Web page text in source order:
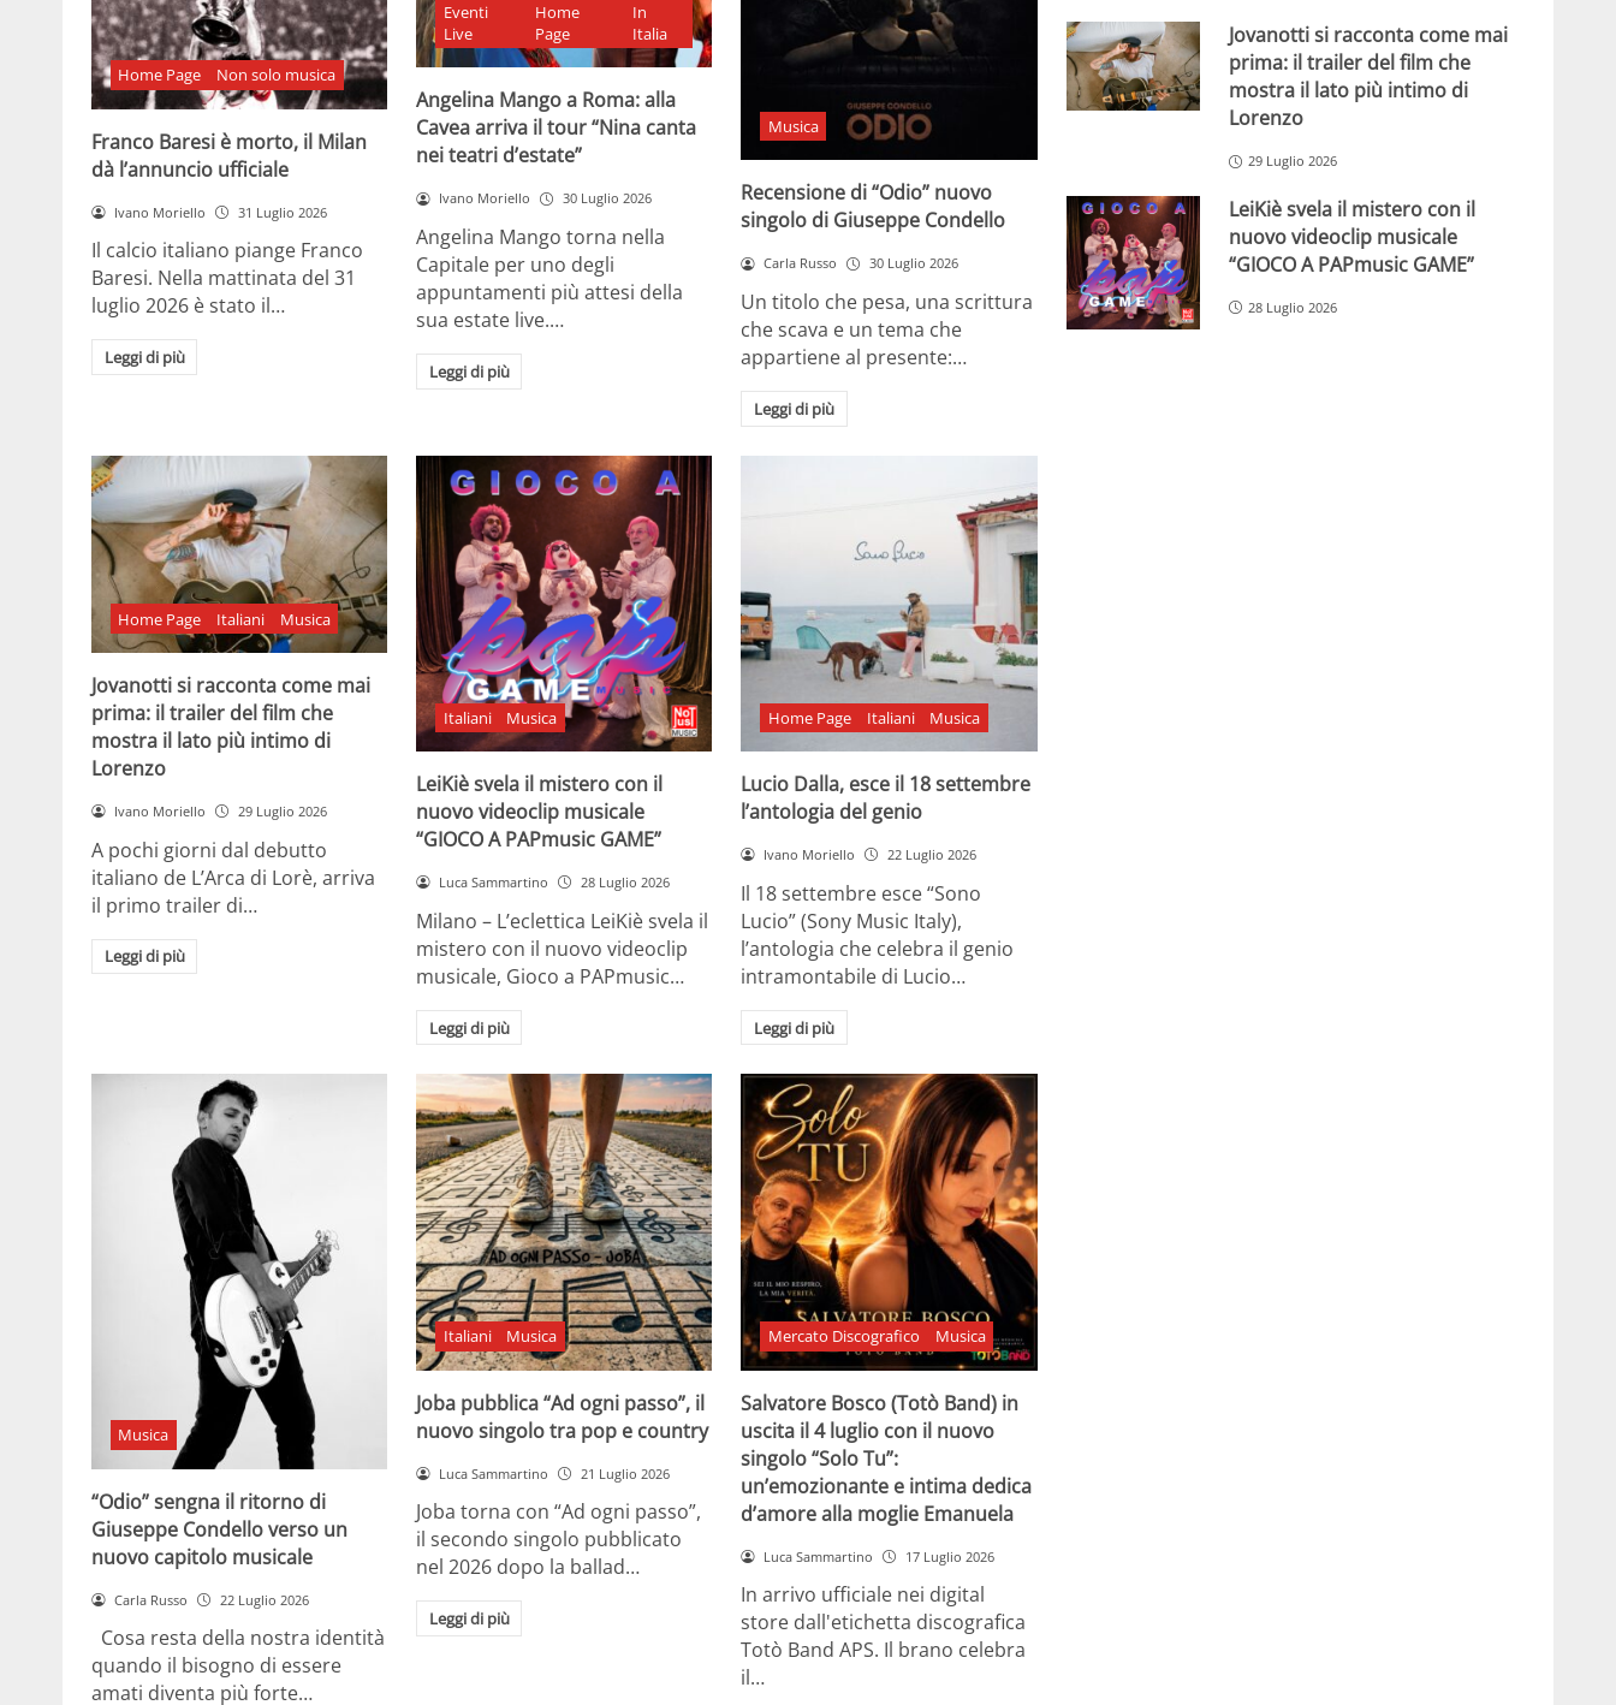
Home Page Non solo musica
Franco Baresi è morto, il Milan
dà l’annuncio ufficiale
Ivano Moriello 31 Luglio 2026
Il calcio italiano piange Franco
Baresi. Nella mattinata del 31
luglio 2026 è stato il…
Leggi di più
Eventi
Live
Home
Page
In
Italia
Angelina Mango a Roma: alla
Cavea arriva il tour “Nina canta
nei teatri d’estate”
Ivano Moriello 30 Luglio 2026
Angelina Mango torna nella
Capitale per uno degli
appuntamenti più attesi della
sua estate live.…
Leggi di più
Musica
Recensione di “Odio” nuovo
singolo di Giuseppe Condello
Carla Russo 30 Luglio 2026
Un titolo che pesa, una scrittura
che scava e un tema che
appartiene al presente:…
Leggi di più
Home Page Italiani Musica
Jovanotti si racconta come mai
prima: il trailer del film che
mostra il lato più intimo di
Lorenzo
Ivano Moriello 29 Luglio 2026
A pochi giorni dal debutto
italiano de L’Arca di Lorè, arriva
il primo trailer di…
Leggi di più
Italiani Musica
LeiKiè svela il mistero con il
nuovo videoclip musicale
“GIOCO A PAPmusic GAME”
Luca Sammartino 28 Luglio 2026
Milano – L’eclettica LeiKiè svela il
mistero con il nuovo videoclip
musicale, Gioco a PAPmusic…
Leggi di più
Home Page Italiani Musica
Lucio Dalla, esce il 18 settembre
l’antologia del genio
Ivano Moriello 22 Luglio 2026
Il 18 settembre esce “Sono
Lucio” (Sony Music Italy),
l’antologia che celebra il genio
intramontabile di Lucio…
Leggi di più
Musica
“Odio” sengna il ritorno di
Giuseppe Condello verso un
nuovo capitolo musicale
Carla Russo 22 Luglio 2026
Cosa resta della nostra identità
quando il bisogno di essere
amati diventa più forte…
Italiani Musica
Joba pubblica “Ad ogni passo”, il
nuovo singolo tra pop e country
Luca Sammartino 21 Luglio 2026
Joba torna con “Ad ogni passo”,
il secondo singolo pubblicato
nel 2026 dopo la ballad…
Leggi di più
Mercato Discografico Musica
Salvatore Bosco (Totò Band) in
uscita il 4 luglio con il nuovo
singolo “Solo Tu”:
un’emozionante e intima dedica
d’amore alla moglie Emanuela
Luca Sammartino 17 Luglio 2026
In arrivo ufficiale nei digital
store dall'etichetta discografica
Totò Band APS. Il brano celebra
il…
Jovanotti si racconta come mai
prima: il trailer del film che
mostra il lato più intimo di
Lorenzo
29 Luglio 2026
LeiKiè svela il mistero con il
nuovo videoclip musicale
“GIOCO A PAPmusic GAME”
28 Luglio 2026